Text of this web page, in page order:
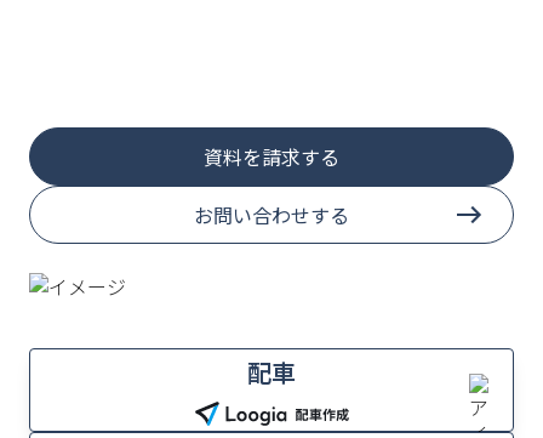
資料を請求する
お問い合わせする
配車